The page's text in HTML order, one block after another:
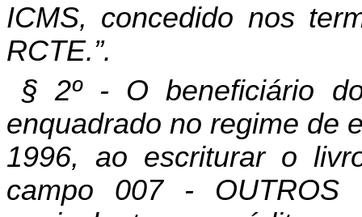
ICMS, concedido nos
RCTE.”.
§ 2º - O beneficiário
enquadrado no regime de
1996, ao escriturar o
campo 007 - OUTROS